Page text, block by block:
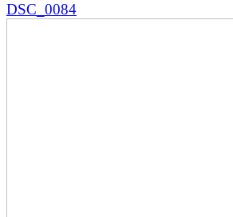
DSC_0084